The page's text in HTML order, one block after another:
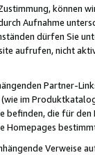
können
Aufnahme
dürfen Sie
aufrufen, nicht
Partner-
im
befinden, die für
Homepages